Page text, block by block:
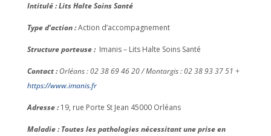
Intitulé : Lits Halte Soins Santé
Type d’action :Action d’accompagnement
Structure porteuse : Imanis – Lits Halte Soins Santé
Contact :Orléans : 02 38 69 46 20 / Montargis : 02 38 93 37 51 +
https://www.imanis.fr
Adresse :19, rue Porte St Jean 45000 Orléans
Maladie : Toutes les pathologies nécessitant une prise en